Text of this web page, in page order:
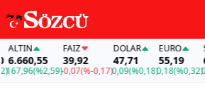
(%2,59)
FAİZ
39,92
-0,07(%-0,17)
DOLAR
47,71
0,09(%0,18)
EURO
55,19
0,18(%0,32)